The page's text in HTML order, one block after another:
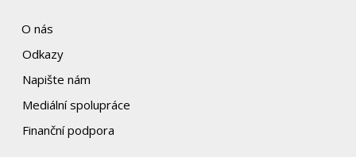
O nás
Odkazy
Napište nám
Mediální spolupráce
Finanční podpora